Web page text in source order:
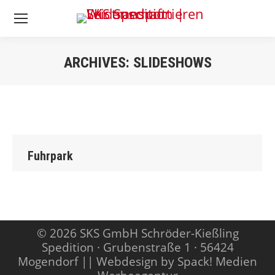
ARCHIVES: SLIDESHOWS
Fuhrpark
© 2026 SKS GmbH Schröder-Kießling
Spedition · Grubenstraße 1 · 56424
Mogendorf || Webdesign by Spack! Medien